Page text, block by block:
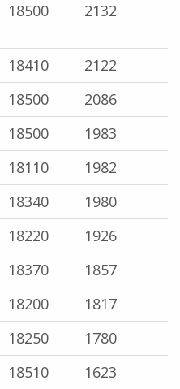
18500 2132
18410
2122
18500
2086
18500
1983
18110
1982
18340
1980
18220
1926
18370
1857
18200
1817
18250
1780
18510
1623